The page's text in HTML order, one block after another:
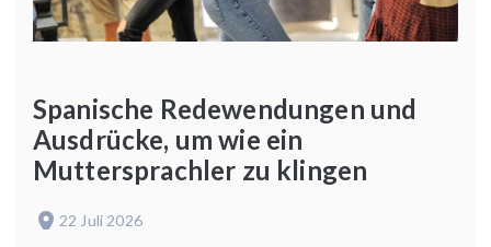
Spanische Redewendungen und
Ausdrücke, um wie ein
Muttersprachler zu klingen
22 Juli 2026